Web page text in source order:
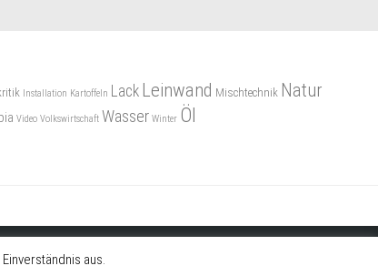
Installation Kartoffeln Lack Leinwand Mischtechnik Natur
Video Volkswirtschaft Wasser Winter Öl
aus.